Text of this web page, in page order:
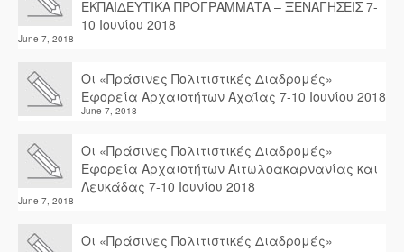
ΕΚΠΑΙΔΕΥΤΙΚΑ ΠΡΟΓΡΑΜΜΑΤΑ – ΞΕΝΑΓΗΣΕΙΣ 7-
10 Ιουνίου 2018
June 7, 2018
Οι «Πράσινες Πολιτιστικές Διαδρομές»
Εφορεία Αρχαιοτήτων Αχαΐας 7-10 Ιουνίου 2018
June 7, 2018
Οι «Πράσινες Πολιτιστικές Διαδρομές»
Εφορεία Αρχαιοτήτων Αιτωλοακαρνανίας και
Λευκάδας 7-10 Ιουνίου 2018
June 7, 2018
Οι «Πράσινες Πολιτιστικές Διαδρομές»